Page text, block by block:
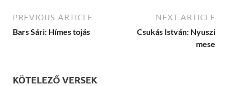
PREVIOUS ARTICLE
Bars Sári: Hímes tojás
NEXT ARTICLE
Csukás István: Nyuszi
mese
KÖTELEZŐ VERSEK